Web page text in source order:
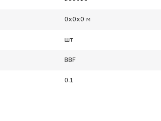
0х0х0 м
шт
BBF
0.1